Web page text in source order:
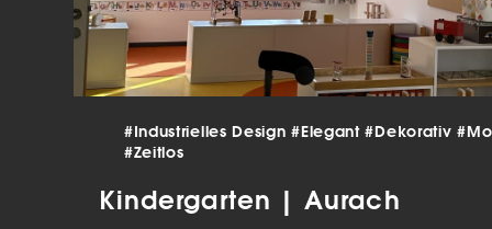
#Industrielles Design#Elegant#Dekorativ
#Zeitlos
Kindergarten | Aurach